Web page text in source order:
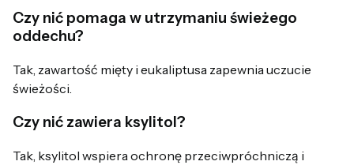
Czy nić pomaga w utrzymaniu świeżego
oddechu?
Tak, zawartość mięty i eukaliptusa zapewnia uczucie
świeżości.
Czy nić zawiera ksylitol?
Tak, ksylitol wspiera ochronę przeciwpróchniczą i